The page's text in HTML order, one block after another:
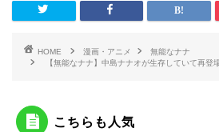
HOME 漫画・アニメ
無能なナナ
【無能なナナ】中島ナナオが生存していて再登
こちらも人気